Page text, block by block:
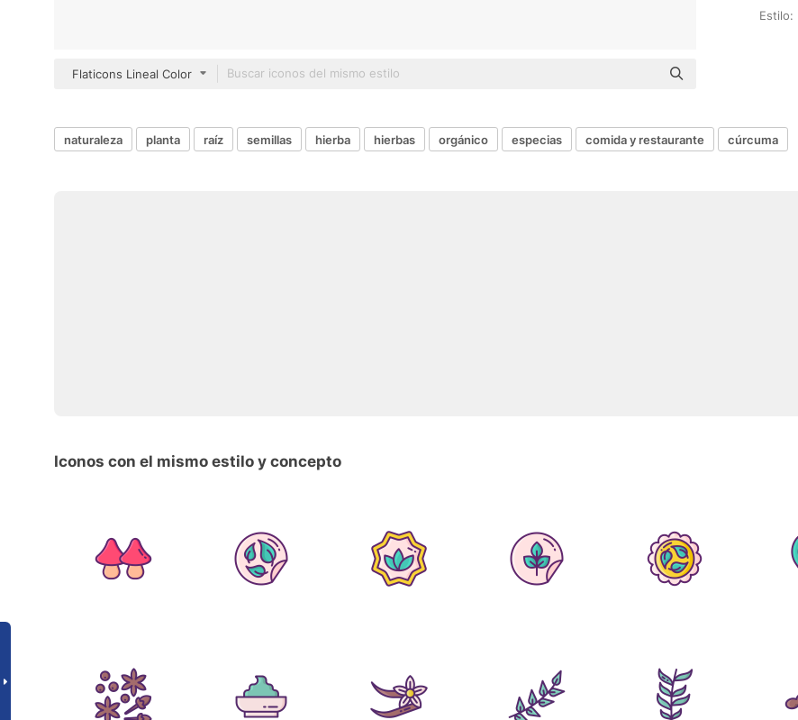
Flaticons Lineal Color
Estilo:
naturaleza planta raíz semillas hierba hierbas orgánico especias comida y restaurante cúrcuma
Iconos con el mismo estilo y concepto